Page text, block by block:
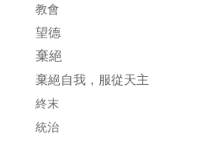
教會
望德
棄絕
棄絕自我，服從天主
終末
統治